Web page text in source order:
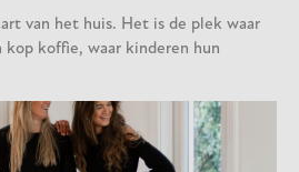
van het huis. Het is de plek waar
kop koffie, waar kinderen hun